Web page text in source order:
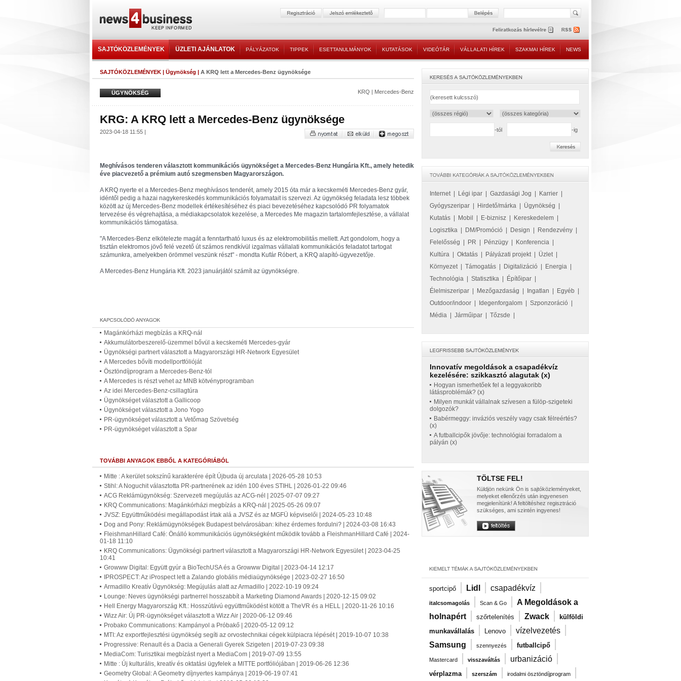
SAJTÓKÖZLEMÉNYEK ÜZLETI AJÁNLATOK PÁLYÁZATOK TIPPEK ESETTANULMÁNYOK KUTATÁSOK VIDEÓTÁR VÁLLALATI HÍREK SZAKMAI HÍREK NEWS
SAJTÓKÖZLEMÉNYEK | Ügynökség | A KRQ lett a Mercedes-Benz ügynöksége
ÜGYNÖKSÉG KRQ | Mercedes-Benz
KRG: A KRQ lett a Mercedes-Benz ügynöksége
2023-04-18 11:55 |
Meghívásos tenderen választott kommunikációs ügynökséget a Mercedes-Benz Hungária Kft., amely hetedik
éve piacvezető a prémium autó szegmensben Magyarországon.
A KRQ nyerte el a Mercedes-Benz meghívásos tenderét, amely 2015 óta már a kecskeméti Mercedes-Benz gyár,
idéntől pedig a hazai nagykereskedés kommunikációs folyamatait is szervezi. Az ügynökség feladata lesz többek
között az új Mercedes-Benz modellek értékesítéséhez és piaci bevezetéséhez kapcsolódó PR folyamatok
tervezése és végrehajtása, a médiakapcsolatok kezelése, a Mercedes Me magazin tartalomfejlesztése, a vállalat
kommunikációs támogatása.
"A Mercedes-Benz elkötelezte magát a fenntartható luxus és az elektromobilitás mellett. Azt gondolom, hogy a
tisztán elektromos jövő felé vezető út számos rendkívül izgalmas vállalati kommunikációs feladatot tartogat
számunkra, amelyekben örömmel veszünk részt" - mondta Kufár Róbert, a KRQ alapító-ügyvezetője.
A Mercedes-Benz Hungária Kft. 2023 januárjától számít az ügynökségre.
Magánkórházi megbízás a KRQ-nál
Akkumulátorbeszerelő-üzemmel bővül a kecskeméti Mercedes-gyár
Ügynökségi partnert választott a Magyarországi HR-Network Egyesület
A Mercedes bővíti modellportfólióját
Ösztöndíjprogram a Mercedes-Benz-tól
A Mercedes is részt vehet az MNB kötvényprogramban
Az idei Mercedes-Benz-csillagtúra
Ügynökséget választott a Gallicoop
Ügynökséget választott a Jono Yogo
PR-ügynökséget választott a Vetőmag Szövetség
PR-ügynökséget választott a Spar
TOVÁBBI ANYAGOK EBBŐL A KATEGÓRIÁBÓL
Mitte : A kerület sokszínű karakterére épít Újbuda új arculata | 2026-05-28 10:53
Stihl: A Noguchit választotta PR-partnerének az idén 100 éves STIHL | 2026-01-22 09:46
ACG Reklámügynökség: Szervezeti megújulás az ACG-nél | 2025-07-07 09:27
KRQ Communications: Magánkórházi megbízás a KRQ-nál | 2025-05-26 09:07
JVSZ: Együttműködési megállapodást írtak alá a JVSZ és az MGFÜ képviselői | 2024-05-23 10:48
Dog and Pony: Reklámügynökségek Budapest belvárosában: kihez érdemes fordulni? | 2024-03-08 16:43
FleishmanHillard Café: Önálló kommunikációs ügynökségként működik tovább a FleishmanHillard Café | 2024-
01-18 11:10
KRQ Communications: Ügynökségi partnert választott a Magyarországi HR-Network Egyesület | 2023-04-25
10:41
Growww Digital: Együtt gyúr a BioTechUSA és a Growww Digital | 2023-04-14 12:17
IPROSPECT: Az iProspect lett a Zalando globális médiaügynöksége | 2023-02-27 16:50
Armadillo Kreatív Ügynökség: Megújulás alatt az Armadillo | 2022-10-19 09:24
Lounge: Neves ügynökségi partnerrel hosszabbít a Marketing Diamond Awards | 2020-12-15 09:02
Hell Energy Magyarország Kft.: Hosszútávú együttműködést kötött a TheVR és a HELL | 2020-11-26 10:16
Wizz Air: Új PR-ügynökséget választott a Wizz Air | 2020-06-12 09:46
Probako Communications: Kampányol a Próbakő | 2020-05-12 09:12
MTI: Az exportfejlesztési ügynökség segíti az orvostechnikai cégek külpiacra lépését | 2019-10-07 10:38
Progressive: Renault és a Dacia a Generali Gyerek Szigeten | 2019-07-23 09:38
MediaCom: Turisztikai megbízást nyert a MediaCom | 2019-07-09 13:55
Mitte : Új kulturális, kreatív és oktatási ügyfelek a MITTE portfóliójában | 2019-06-26 12:36
Geometry Global: A Geometry díjnyertes kampánya | 2019-06-19 07:41
-tól -ig
Internet| Légi ipar Gazdasági Jog Karrier
Gyógyszeripar
Hirdető/márka Ügynökség
Kutatás
Mobil E-biznisz Kereskedelem
Logisztika
DM/Promóció Design Rendezvény
Felelősség
PR Pénzügy Konferencia
Kultúra
Oktatás Pályázati projekt| Üzlet|
Környezet| Támogatás Digitalizáció Energia
Technológia
Statisztika Építőipar
Élelmiszeripar
Mezőgazdaság Ingatlan Egyéb
Outdoor/indoor
Idegenforgalom Szponzoráció
Média
Járműipar Tőzsde
Innovatív megoldások a csapadékvíz
kezelésére: szikkasztó alagutak (x)
Hogyan ismerhetőek fel a leggyakoribb
látásproblémák? (x)
Milyen munkát vállalnak szívesen a fülöp-szigeteki
dolgozók?
Babérmeggy: inváziós veszély vagy csak félreértés?
(x)
A futballcipők jövője: technológiai forradalom a
pályán (x)
TÖLTSE FEL!
Küldjön nekünk Ön is sajtóközleményeket,
melyeket ellenőrzés után ingyenesen
megjelenítünk! A feltöltéshez regisztráció
szükséges, ami szintén ingyenes!
sportcipő | Lidl | csapadékvíz |
italcsomagolás | Scan & Go | A Megoldások a
holnapért | szőrtelenítés | Zwack |
külföldi
munkavállalás | Lenovo | vízelvezetés |
Samsung | szennyezés | futballcipő |
Mastercard | visszaváltás | urbanizáció |
vérplazma | szerszám | irodalmi ösztöndíjprogram
|